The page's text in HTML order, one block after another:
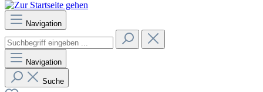
Navigation
Navigation
Suche